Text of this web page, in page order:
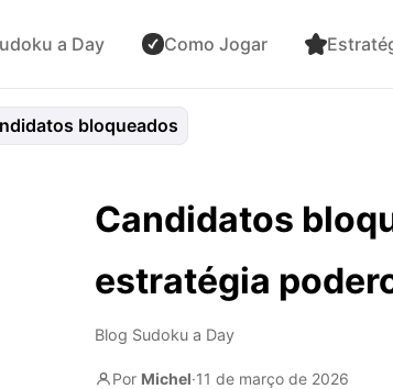
a Day Como Jogar
bloqueados
Candidatos
estratégia
Blog Sudoku a Day
Por Michel·11 de março de 2026